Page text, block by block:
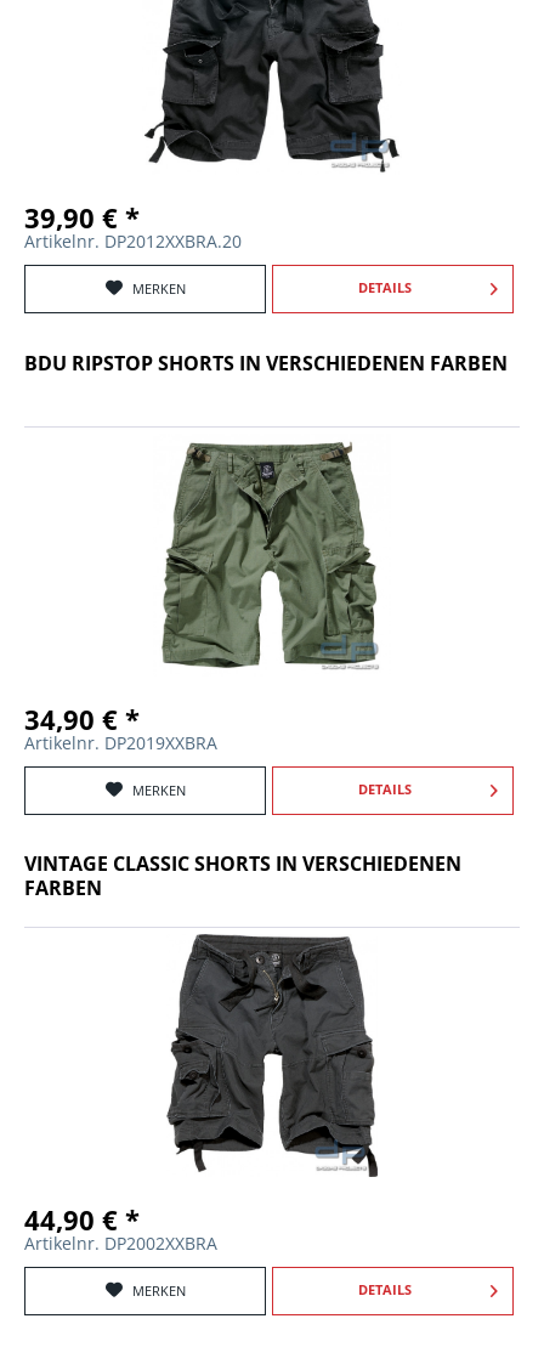
39,90 € *
Artikelnr. DP2012XXBRA.20
MERKEN DETAILS
BDU RIPSTOP SHORTS IN VERSCHIEDENEN FARBEN
34,90 € *
Artikelnr. DP2019XXBRA
MERKEN DETAILS
VINTAGE CLASSIC SHORTS IN VERSCHIEDENEN
FARBEN
44,90 € *
Artikelnr. DP2002XXBRA
MERKEN DETAILS